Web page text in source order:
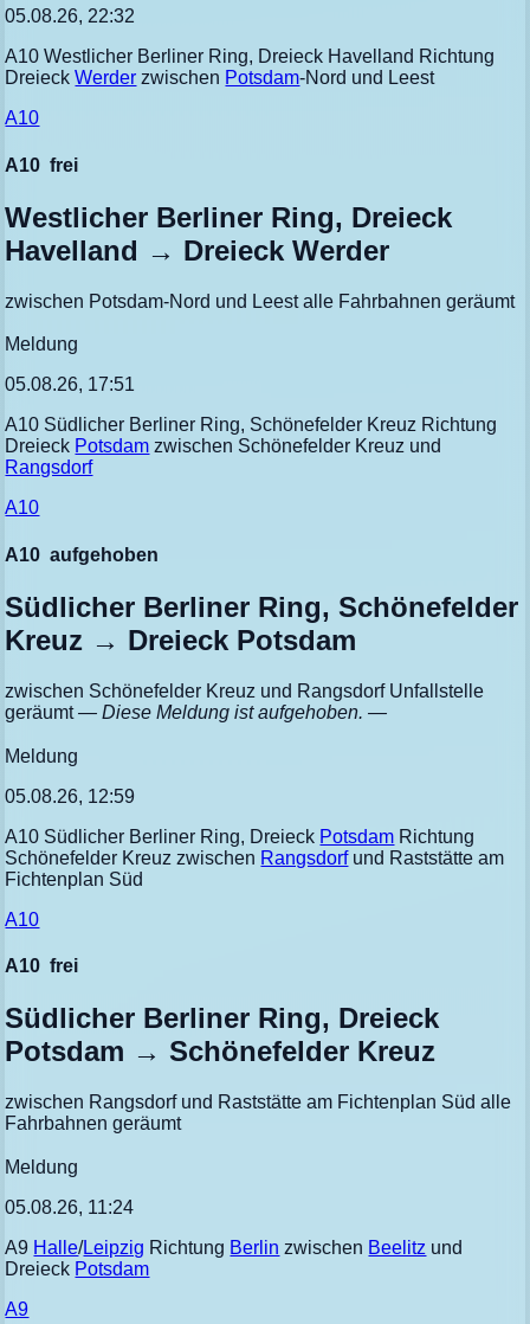
05.08.26, 22:32
A10 Westlicher Berliner Ring, Dreieck Havelland Richtung
DreieckWerder zwischen Potsdam-Nord und Leest
A10
A10 frei
Westlicher Berliner Ring, Dreieck
Havelland → Dreieck Werder
zwischen Potsdam-Nord und Leest alle Fahrbahnen geräumt
Meldung
05.08.26, 17:51
A10 Südlicher Berliner Ring, Schönefelder Kreuz Richtung
Dreieck Potsdam zwischen Schönefelder Kreuz und
Rangsdorf
A10
A10 aufgehoben
Südlicher Berliner Ring, Schönefelder
Kreuz → Dreieck Potsdam
zwischen Schönefelder Kreuz und Rangsdorf Unfallstelle
geräumt— Diese Meldung ist aufgehoben. —
Meldung
05.08.26, 12:59
A10 Südlicher Berliner Ring, Dreieck Potsdam Richtung
Schönefelder Kreuz zwischen Rangsdorfund Raststätte am
Fichtenplan Süd
A10
A10 frei
Südlicher Berliner Ring, Dreieck
Potsdam → Schönefelder Kreuz
zwischen Rangsdorf und Raststätte am Fichtenplan Süd alle
Fahrbahnen geräumt
Meldung
05.08.26, 11:24
A9 Halle/Leipzig Richtung Berlin zwischen Beelitz und
Dreieck Potsdam
A9